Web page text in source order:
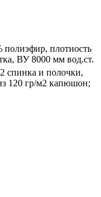
полиэфир, плотность
ВУ 8000 мм вод.ст.
спинка и полочки,
120 гр/м2 капюшон;